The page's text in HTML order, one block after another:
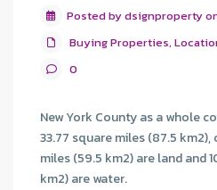
Posted by dsignproperty
Buying Properties,
0
New York County as a whole
33.77 square miles (87.5
miles (59.5 km2) are land and
km2) are water.